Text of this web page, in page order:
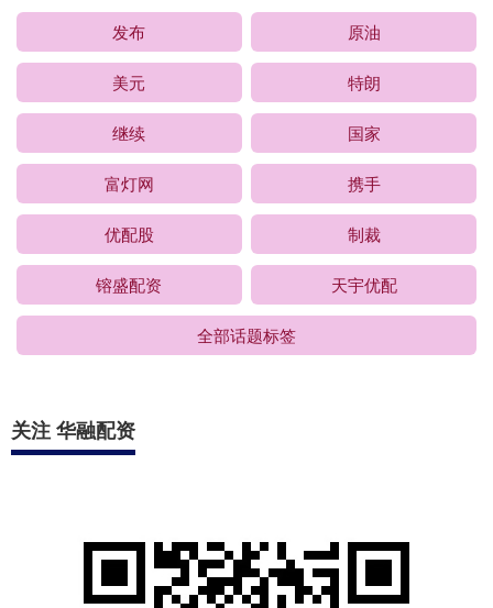
发布 原油
美元 特朗
继续 国家
富灯网 携手
优配股 制裁
镕盛配资 天宇优配
全部话题标签
关注 华融配资